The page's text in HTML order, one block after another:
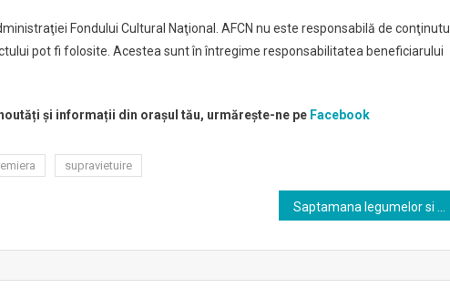
Fondului Cultural Naţional. AFCN nu este responsabilă de conţinutul
pot fi folosite. Acestea sunt în întregime responsabilitatea beneficiarului
și informații din orașul tău, urmărește-ne pe Facebook
supravietuire